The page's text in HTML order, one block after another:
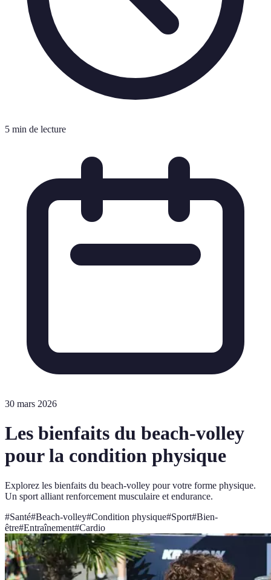
5 min de lecture
30 mars 2026
Les bienfaits du beach-volley
pour la condition physique
Explorez les bienfaits du beach-volley pour votre forme physique.
Un sport alliant renforcement musculaire et endurance.
#Santé#Beach-volley#Condition physique#Sport#Bien-
être#Entraînement#Cardio